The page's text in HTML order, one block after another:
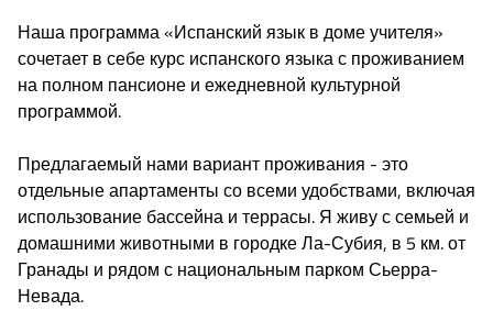
Наша программа «Испанский язык в доме учителя»
сочетает в себе курс испанского языка с проживанием
на полном пансионе и ежедневной культурной
программой.
Предлагаемый нами вариант проживания - это
отдельные апартаменты со всеми удобствами, включая
использование бассейна и террасы. Я живу с семьей и
домашними животными в городке Ла-Субия, в 5 км. от
Гранады и рядом с национальным парком Сьерра-
Невада.